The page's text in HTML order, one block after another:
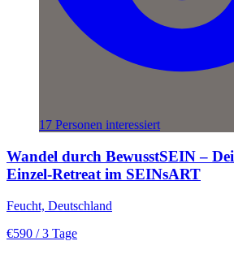
17 Personen interessiert
Wandel durch BewusstSEIN –
Einzel-Retreat im SEINsART
Feucht, Deutschland
€590 / 3 Tage